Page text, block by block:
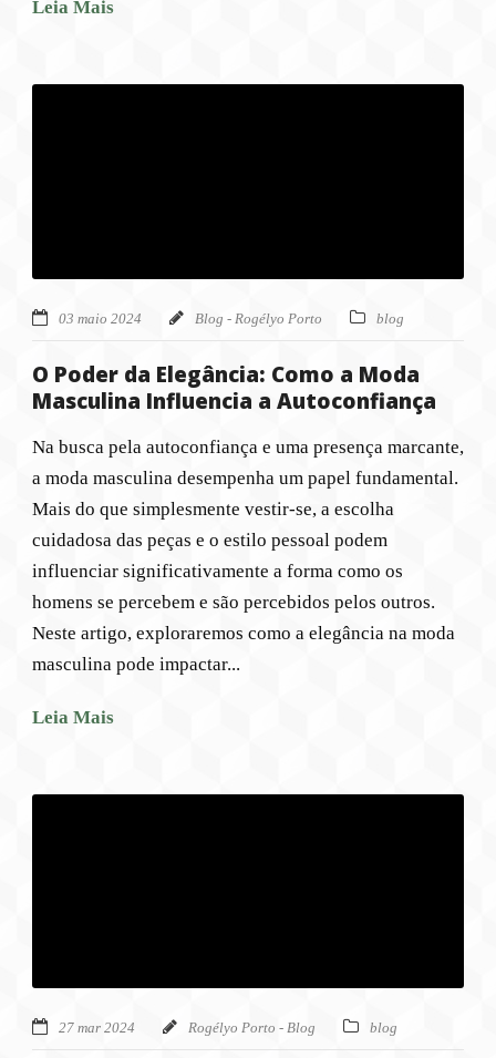
Leia Mais
03 maio 2024 Blog - Rogélyo Porto blog
O Poder da Elegância: Como a Moda
Masculina Influencia a Autoconfiança
Na busca pela autoconfiança e uma presença marcante,
a moda masculina desempenha um papel fundamental.
Mais do que simplesmente vestir-se, a escolha
cuidadosa das peças e o estilo pessoal podem
influenciar significativamente a forma como os
homens se percebem e são percebidos pelos outros.
Neste artigo, exploraremos como a elegância na moda
masculina pode impactar...
Leia Mais
27 mar 2024 Rogélyo Porto - Blog blog